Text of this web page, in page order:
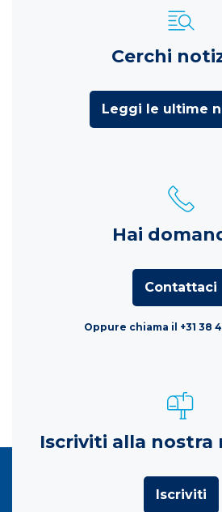
Cerchi
Leggi le ultime
Hai
Contattaci
Oppure chiama il +31 38
Iscriviti alla
Iscriviti